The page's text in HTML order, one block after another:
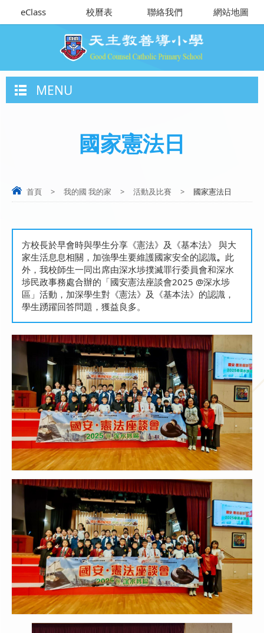
eClass 校曆表 聯絡我們 網站地圖
MENU
國家憲法日
首頁 > 我的國 我的家 > 活動及比賽 > 國家憲法日
方校長於早會時與學生分享《憲法》及《基本法》 與大
家生活息息相關，加強學生要維護國家安全的認識。 此
外，我校師生一同出席由深水埗撲滅罪行委員會和深水
埗民政事務處合辦的「國安憲法座談會2025 @深水埗
區」活動，加深學生對《憲法》及《基本法》的認識，
學生踴躍回答問題，獲益良多。